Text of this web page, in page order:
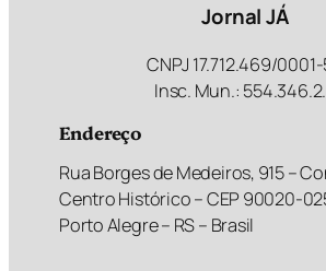
Jornal JÁ
CNPJ 17.712.469/
Insc. Mun.:
Endereço
Rua Borges de Medeiros, 915 –
Centro Histórico – CEP 90020-
Porto Alegre – RS – Brasil